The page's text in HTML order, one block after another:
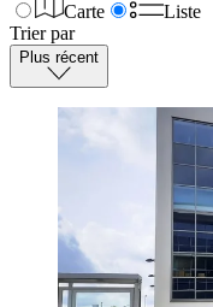
Carte
Liste
Trier par
Plus récent